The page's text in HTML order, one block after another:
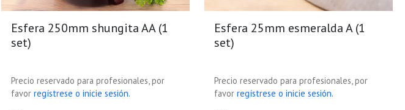
Esfera 250mm shungita AA (1
set)
Precio reservado para profesionales, por
favor regístrese o inicie sesión.
Esfera 25mm esmeralda A (1
set)
Precio reservado para profesionales, por
favor regístrese o inicie sesión.